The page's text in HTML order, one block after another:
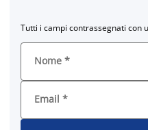
Tutti i campi contrassegnati con
Nome *
Email *